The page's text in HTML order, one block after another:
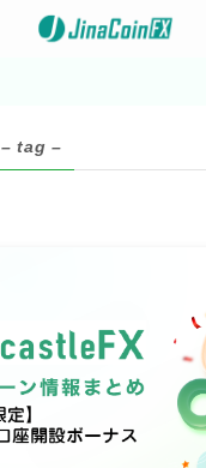
– tag –